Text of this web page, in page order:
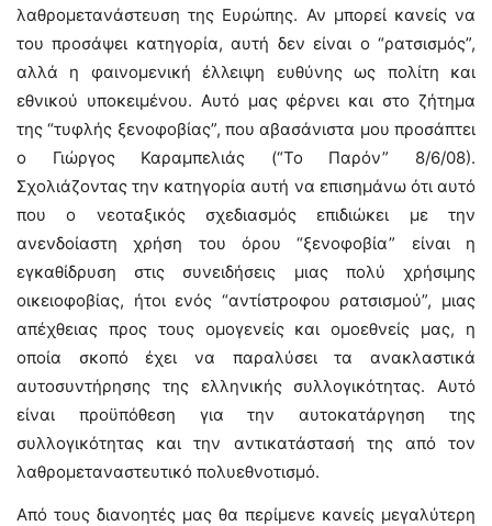
λαθρομετανάστευση της Ευρώπης. Αν μπορεί κανείς να
του προσάψει κατηγορία, αυτή δεν είναι ο “ρατσισμός”,
αλλά η φαινομενική έλλειψη ευθύνης ως πολίτη και
εθνικού υποκειμένου. Αυτό μας φέρνει και στο ζήτημα
της “τυφλής ξενοφοβίας”, που αβασάνιστα μου προσάπτει
ο Γιώργος Καραμπελιάς (“Το Παρόν” 8/6/08).
Σχολιάζοντας την κατηγορία αυτή να επισημάνω ότι αυτό
που ο νεοταξικός σχεδιασμός επιδιώκει με την
ανενδοίαστη χρήση του όρου “ξενοφοβία” είναι η
εγκαθίδρυση στις συνειδήσεις μιας πολύ χρήσιμης
οικειοφοβίας, ήτοι ενός “αντίστροφου ρατσισμού”, μιας
απέχθειας προς τους ομογενείς και ομοεθνείς μας, η
οποία σκοπό έχει να παραλύσει τα ανακλαστικά
αυτοσυντήρησης της ελληνικής συλλογικότητας. Αυτό
είναι προϋπόθεση για την αυτοκατάργηση της
συλλογικότητας και την αντικατάστασή της από τον
λαθρομεταναστευτικό πολυεθνοτισμό.
Από τους διανοητές μας θα περίμενε κανείς μεγαλύτερη